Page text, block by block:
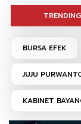
BURSA EFEK
JUJU
KABINET